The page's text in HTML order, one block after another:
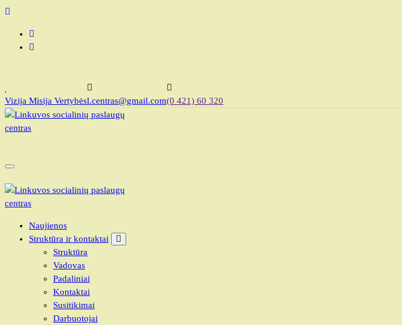
Skip
content
Vizija Misija Vertybėsl.centras@gmail.com(0 421) 60 320
Linkuvos socialinių paslaugų centras
Naujienos
Struktūra ir kontaktai
Struktūra
Vadovas
Padaliniai
Kontaktai
Susitikimai
Darbuotojai